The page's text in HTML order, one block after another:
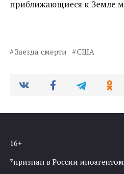
приближающиеся к Земле
Звезда смерти США
16+
*признан в России иноагентом